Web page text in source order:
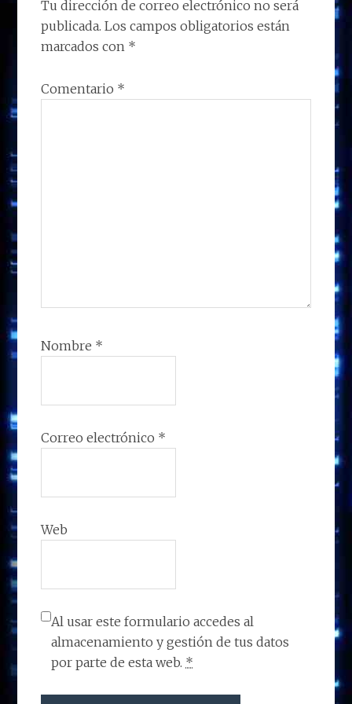
k
p
r
LOS
LECTORES
Tu dirección de correo electrónico no será
publicada. Los campos obligatorios están
marcados con *
Comentario *
Nombre *
Correo electrónico *
Web
Al usar este formulario accedes al
almacenamiento y gestión de tus datos
por parte de esta web. *